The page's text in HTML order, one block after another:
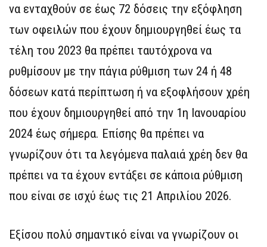
να ενταχθούν σε έως 72 δόσεις την εξόφληση
των οφειλών που έχουν δημιουργηθεί έως τα
τέλη του 2023 θα πρέπει ταυτόχρονα να
ρυθμίσουν με την πάγια ρύθμιση των 24 ή 48
δόσεων κατά περίπτωση ή να εξοφλήσουν χρέη
που έχουν δημιουργηθεί από την 1η Ιανουαρίου
2024 έως σήμερα. Επίσης θα πρέπει να
γνωρίζουν ότι τα λεγόμενα παλαιά χρέη δεν θα
πρέπει να τα έχουν εντάξει σε κάποια ρύθμιση
που είναι σε ισχύ έως τις 21 Απριλίου 2026.
Εξίσου πολύ σημαντικό είναι να γνωρίζουν οι